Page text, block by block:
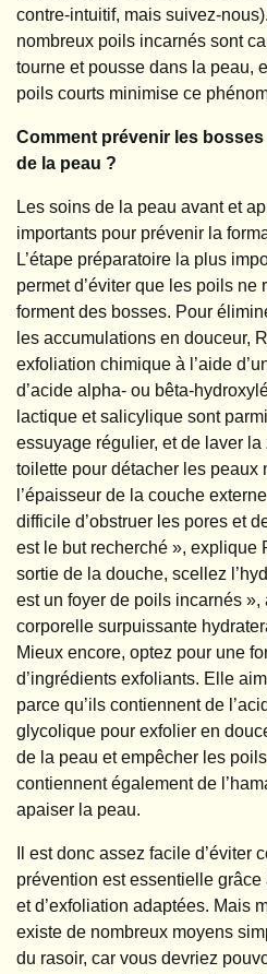
contre-intuitif, mais suivez-
nombreux poils incarnés sont
tourne et pousse dans la peau,
poils courts minimise ce
Comment prévenir les
de la peau ?
Les soins de la peau avant et
importants pour prévenir la
L’étape préparatoire la plus
permet d’éviter que les poils ne
forment des bosses. Pour
les accumulations en douceur,
exfoliation chimique à l’aide
d’acide alpha- ou bêta-
lactique et salicylique sont
essuyage régulier, et de laver
toilette pour détacher les peaux
l’épaisseur de la couche
difficile d’obstruer les pores et
est le but recherché », explique
sortie de la douche, scellez
est un foyer de poils incarnés
corporelle surpuissante
Mieux encore, optez pour une
d’ingrédients exfoliants. Elle
parce qu’ils contiennent de
glycolique pour exfolier en
de la peau et empêcher les
contiennent également de
apaiser la peau.
Il est donc assez facile d’éviter
prévention est essentielle
et d’exfoliation adaptées. Mais
existe de nombreux moyens
du rasoir, car vous devriez